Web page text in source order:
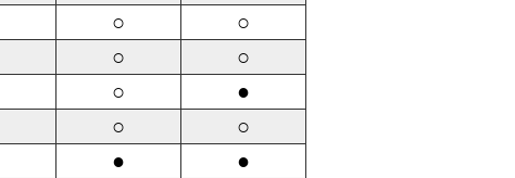
○ ○
○ ○
○ ●
○ ○
● ●